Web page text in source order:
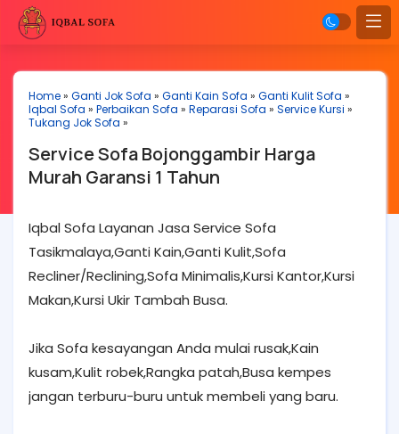
Home» Ganti Jok Sofa » Ganti Kain Sofa » Ganti Kulit Sofa »
Iqbal Sofa » Perbaikan Sofa » Reparasi Sofa » Service Kursi »
Tukang Jok Sofa »
Service Sofa Bojonggambir Harga
Murah Garansi 1 Tahun
Iqbal Sofa Layanan Jasa Service Sofa
Tasikmalaya,Ganti Kain,Ganti Kulit,Sofa
Recliner/Reclining,Sofa Minimalis,Kursi Kantor,Kursi
Makan,Kursi Ukir Tambah Busa.
Jika Sofa kesayangan Anda mulai rusak,Kain
kusam,Kulit robek,Rangka patah,Busa kempes
jangan terburu-buru untuk membeli yang baru.